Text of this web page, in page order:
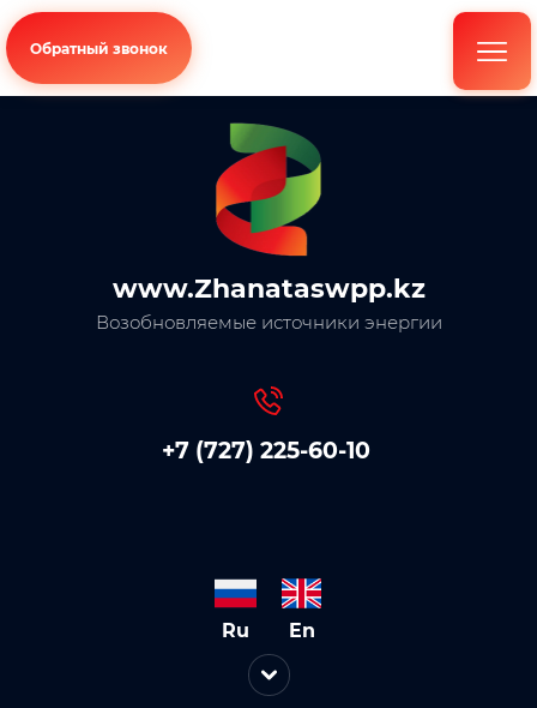
Обратный звонок
www.Zhanataswpp.kz
Возобновляемые источники энергии
+7 (727) 225-60-10
Ru En